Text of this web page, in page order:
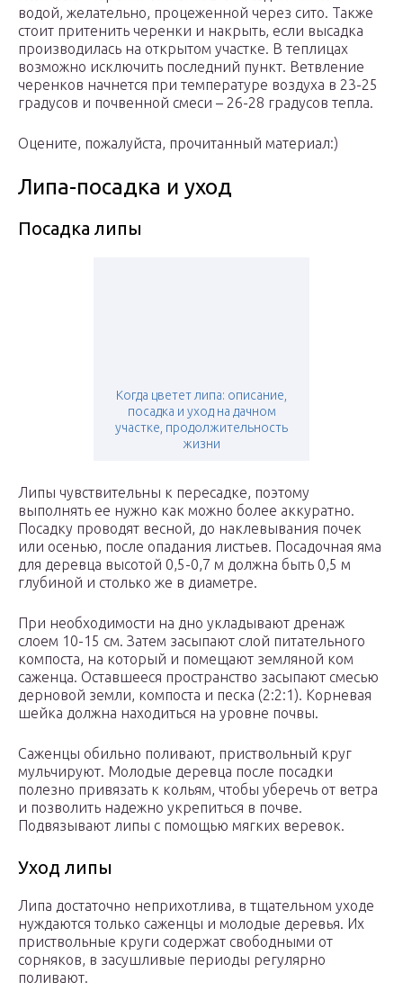
водой, желательно, процеженной через сито. Также
стоит притенить черенки и накрыть, если высадка
производилась на открытом участке. В теплицах
возможно исключить последний пункт. Ветвление
черенков начнется при температуре воздуха в 23-25
градусов и почвенной смеси – 26-28 градусов тепла.
Оцените, пожалуйста, прочитанный материал:)
Липа-посадка и уход
Посадка липы
Когда цветет липа: описание,
посадка и уход на дачном
участке, продолжительность
жизни
Липы чувствительны к пересадке, поэтому
выполнять ее нужно как можно более аккуратно.
Посадку проводят весной, до наклевывания почек
или осенью, после опадания листьев. Посадочная яма
для деревца высотой 0,5-0,7 м должна быть 0,5 м
глубиной и столько же в диаметре.
При необходимости на дно укладывают дренаж
слоем 10-15 см. Затем засыпают слой питательного
компоста, на который и помещают земляной ком
саженца. Оставшееся пространство засыпают смесью
дерновой земли, компоста и песка (2:2:1). Корневая
шейка должна находиться на уровне почвы.
Саженцы обильно поливают, приствольный круг
мульчируют. Молодые деревца после посадки
полезно привязать к кольям, чтобы уберечь от ветра
и позволить надежно укрепиться в почве.
Подвязывают липы с помощью мягких веревок.
Уход липы
Липа достаточно неприхотлива, в тщательном уходе
нуждаются только саженцы и молодые деревья. Их
приствольные круги содержат свободными от
сорняков, в засушливые периоды регулярно
поливают.